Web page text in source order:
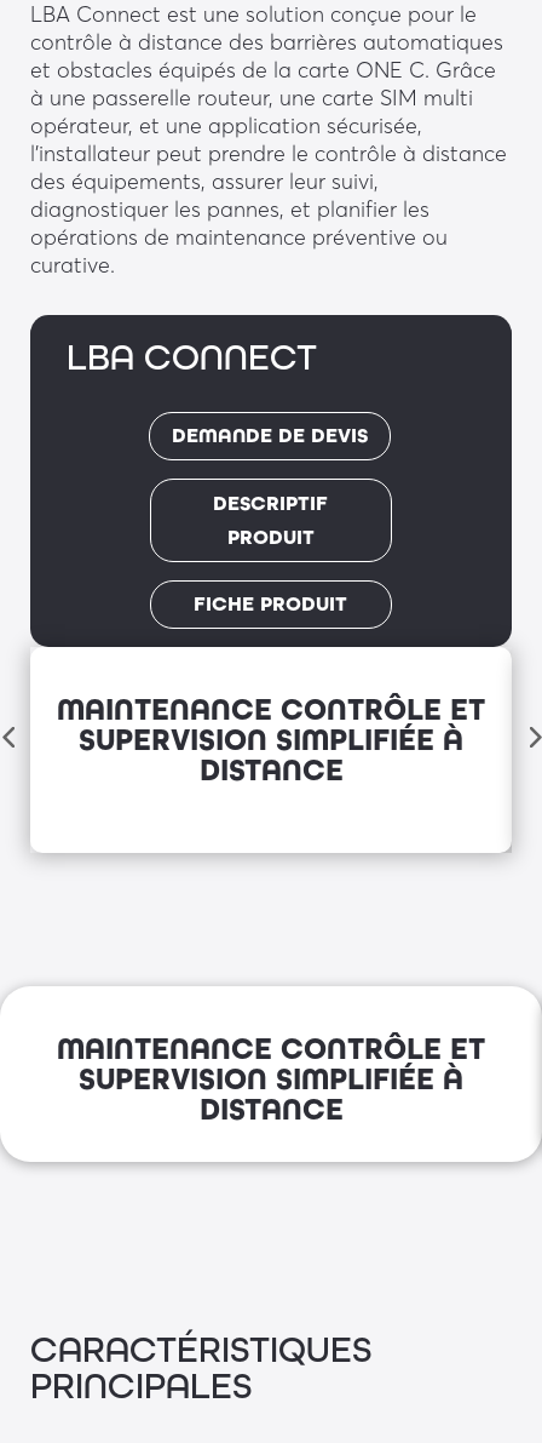
LBA Connect est une solution conçue pour le
contrôle à distance des barrières automatiques
et obstacles équipés de la carte ONE C. Grâce
à une passerelle routeur, une carte SIM multi
opérateur, et une application sécurisée,
l’installateur peut prendre le contrôle à distance
des équipements, assurer leur suivi,
diagnostiquer les pannes, et planifier les
opérations de maintenance préventive ou
curative.
LBA CONNECT
DEMANDE DE DEVIS
DESCRIPTIF
PRODUIT
FICHE PRODUIT
MAINTENANCE CONTRÔLE ET
SUPERVISION SIMPLIFIÉE À
DISTANCE
MAINTENANCE CONTRÔLE ET
SUPERVISION SIMPLIFIÉE À
DISTANCE
CARACTÉRISTIQUES
PRINCIPALES